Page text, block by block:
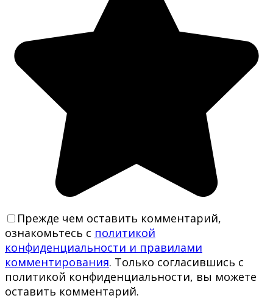
Прежде чем оставить комментарий,
ознакомьтесь с политикой
конфиденциальности и правилами
комментирования. Только согласившись с
политикой конфиденциальности, вы можете
оставить комментарий.